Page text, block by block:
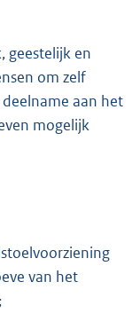
geestelijk en
om zelf
aan het
mogelijk
van het